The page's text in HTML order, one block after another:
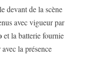
devant de la scène
avec vigueur par
et la batterie fournie
la présence